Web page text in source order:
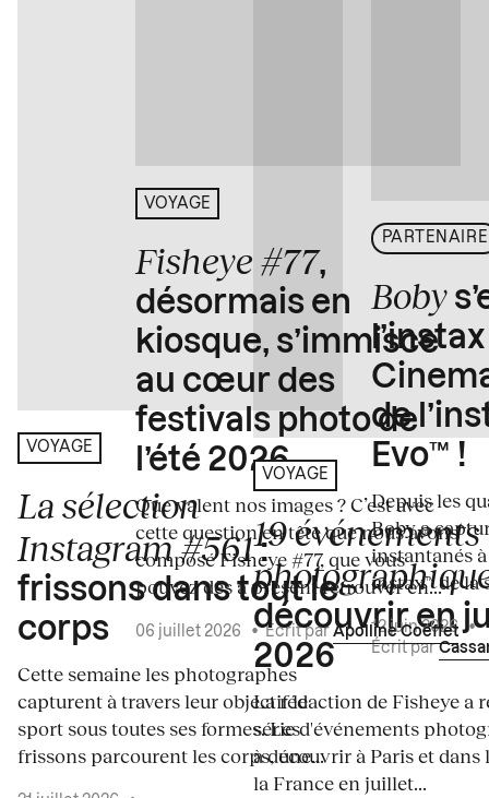
VOYAGE
La sélection
Instagram #561:
frissons dans tout le
corps
Cette semaine les photographes
capturent à travers leur objectif le
sport sous toutes ses formes. Les
frissons parcourent les corps, une...
VOYAGE
Fisheye #77,
désormais en
kiosque, s’immisce
au cœur des
festivals photo de
l’été 2026
Que valent nos images ? C’est avec
cette question en tête que nous avons
composé Fisheye #77, que vous
pouvez dès à présent retrouver en...
06 juillet 2026 •Écrit par Apolline Coëffet
VOYAGE
19 événements
découvrir en
2026
La rédaction de Fisheye a
série d'événements
à découvrir à Paris et dans
la France en juillet...
PARTENAIRE
Boby
de
Evo™ !
Depuis les
Boby a
instantanés
instax™ de la
12 juin 2026 •
Écrit par